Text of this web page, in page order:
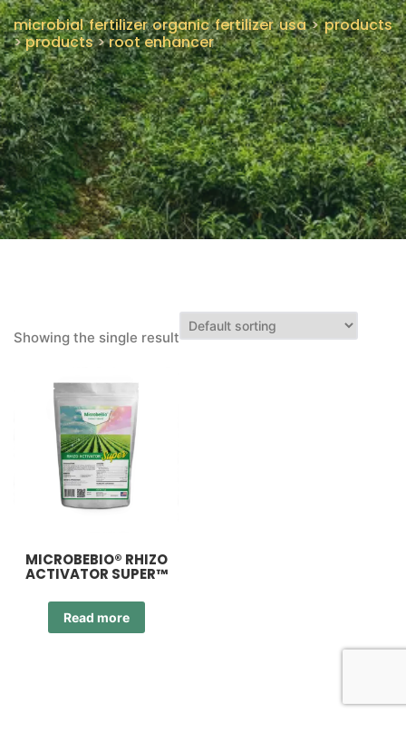
microbial fertilizer organic fertilizer usa>products
>products>root enhancer
Showing the single result
MICROBEBIO® RHIZO
ACTIVATOR SUPER™
Read more